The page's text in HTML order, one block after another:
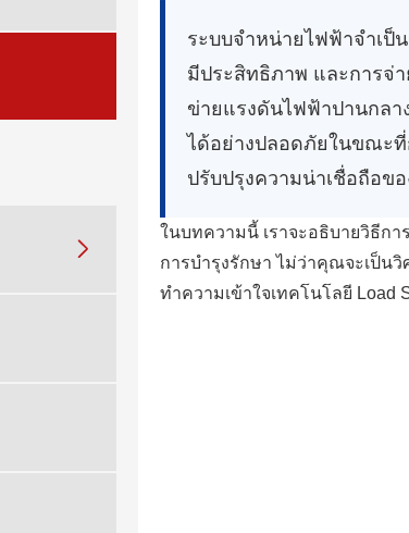

ระบบจำหน่ายไฟฟ้าจำเป็
มีประสิทธิภาพ และการจ่
ข่ายแรงดันไฟฟ้าปานกลา
ได้อย่างปลอดภัยในขณะ
ปรับปรุงความน่าเชื่อถือข
ในบทความนี้ เราจะอธิบายวิธีก
การบำรุงรักษา ไม่ว่าคุณจะเป็น
ทำความเข้าใจเทคโนโลยี